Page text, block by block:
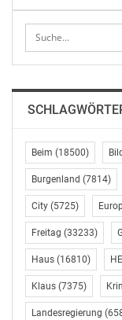
kronehit: die
kronehit waren
Leidenschaft,
Mein Ziel war
Führungsebene
Klarheit und
Privatradiomarkt
Marketing
aufgestellt ist,
eine neue
Beim (18500) Bild
Burgenland (7814)
City (5725)
Freitag (33233)
Haus (16810) HE
Klaus (7375)
Landesregierung